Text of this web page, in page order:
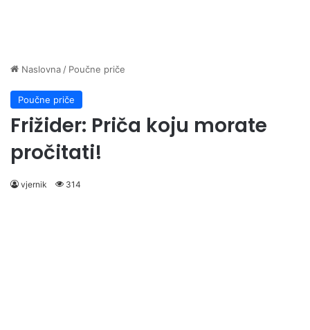
Naslovna / Poučne priče
Poučne priče
Frižider: Priča koju morate
pročitati!
vjernik 314